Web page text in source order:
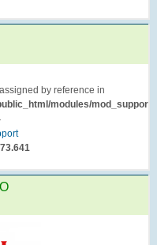
by reference in
modules/mod_suppor